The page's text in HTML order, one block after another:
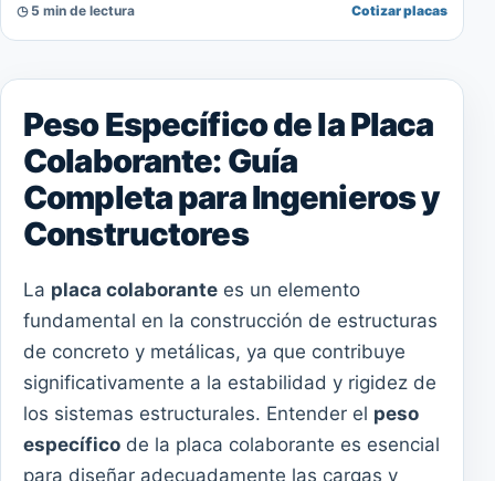
◷ 5 min de lectura Cotizar placas
Peso Específico de la Placa
Colaborante: Guía
Completa para Ingenieros y
Constructores
La placa colaborante es un elemento
fundamental en la construcción de estructuras
de concreto y metálicas, ya que contribuye
significativamente a la estabilidad y rigidez de
los sistemas estructurales. Entender el peso
específico de la placa colaborante es esencial
para diseñar adecuadamente las cargas y